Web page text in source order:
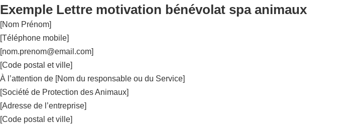
Exemple Lettre motivation bénévolat spa animaux
[Nom Prénom]
[Téléphone mobile]
[nom.prenom@email.com]
[Code postal et ville]
À l’attention de [Nom du responsable ou du Service]
[Société de Protection des Animaux]
[Adresse de l’entreprise]
[Code postal et ville]